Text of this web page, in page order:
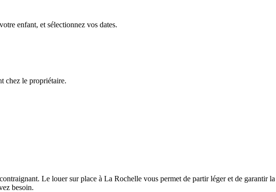
enfant, et sélectionnez vos dates.
chez le propriétaire.
Le louer sur place à La Rochelle vous permet de partir léger et de garantir
besoin.